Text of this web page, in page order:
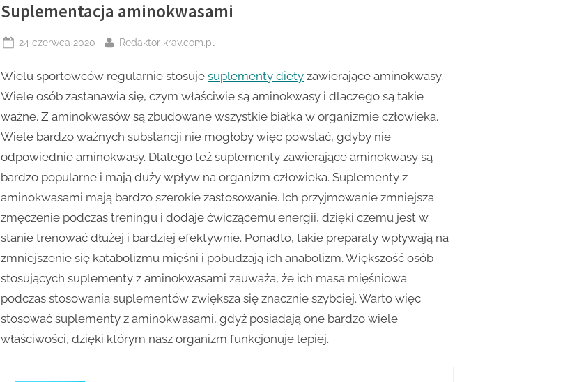
Suplementacja aminokwasami
Posted
24 czerwca 2020 By
Redaktor krav.com.pl
Wielu sportowców regularnie stosuje suplementy diety zawierające aminokwasy.
Wiele osób zastanawia się, czym właściwie są aminokwasy i dlaczego są takie
ważne. Z aminokwasów są zbudowane wszystkie białka w organizmie człowieka.
Wiele bardzo ważnych substancji nie mogłoby więc powstać, gdyby nie
odpowiednie aminokwasy. Dlatego też suplementy zawierające aminokwasy są
bardzo popularne i mają duży wpływ na organizm człowieka. Suplementy z
aminokwasami mają bardzo szerokie zastosowanie. Ich przyjmowanie zmniejsza
zmęczenie podczas treningu i dodaje ćwiczącemu energii, dzięki czemu jest w
stanie trenować dłużej i bardziej efektywnie. Ponadto, takie preparaty wpływają na
zmniejszenie się katabolizmu mięśni i pobudzają ich anabolizm. Większość osób
stosujących suplementy z aminokwasami zauważa, że ich masa mięśniowa
podczas stosowania suplementów zwiększa się znacznie szybciej. Warto więc
stosować suplementy z aminokwasami, gdyż posiadają one bardzo wiele
właściwości, dzięki którym nasz organizm funkcjonuje lepiej.